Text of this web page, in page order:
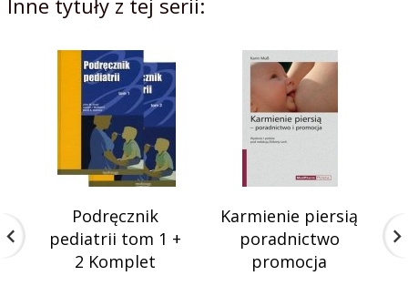
Podręcznik
pediatrii tom 1 +
2 Komplet
Karmienie piersią
poradnictwo
promocja